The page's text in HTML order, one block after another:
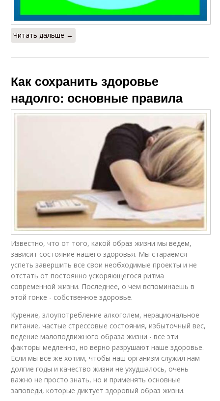
Читать дальше →
Как сохранить здоровье
надолго: основные правила
Известно, что от того, какой образ жизни мы ведем,
зависит состояние нашего здоровья. Мы стараемся
успеть завершить все свои необходимые проекты и не
отстать от постоянно ускоряющегося ритма
современной жизни. Последнее, о чем вспоминаешь в
этой гонке - собственное здоровье.
Курение, злоупотребление алкоголем, нерациональное
питание, частые стрессовые состояния, избыточный вес,
ведение малоподвижного образа жизни - все эти
факторы медленно, но верно разрушают наше здоровье.
Если мы все же хотим, чтобы наш организм служил нам
долгие годы и качество жизни не ухудшалось, очень
важно не просто знать, но и применять основные
заповеди, которые диктует здоровый образ жизни.